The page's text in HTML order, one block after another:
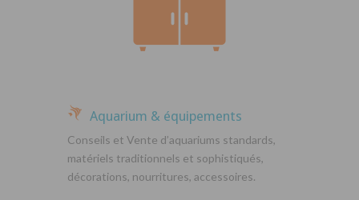
Aquarium & équipements
Conseils et Vente d’aquariums standards,
matériels traditionnels et sophistiqués,
décorations, nourritures, accessoires.